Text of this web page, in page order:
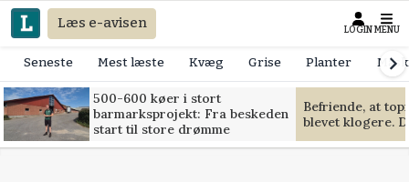
Læs e-avisen LOGIN MENU
Seneste Mest læste Kvæg Grise Planter
500-600 køer i stort
barmarksprojekt: Fra beskeden
start til store drømme
Befriende, at
blevet klogere.